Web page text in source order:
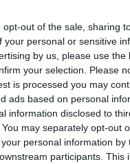
opt-out of the sale, sharing
your personal or sensitive
by us, please use the
your selection. Please
is processed you may
ads based on personal
information disclosed to
may separately opt-out
personal information by
participants. This
UFFICIALI:
Lloris (c), Walker,
56′),
Wimmer, Carroll,